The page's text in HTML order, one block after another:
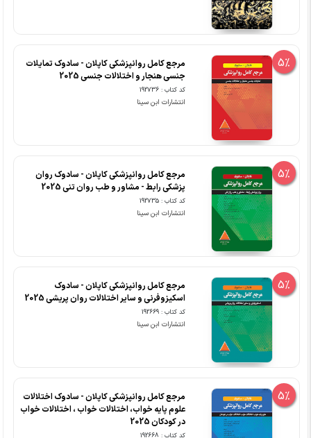
5%
مرجع کامل روانپزشکی کاپلان - سادوک تمایلات
جنسی هنجار و اختلالات جنسی 2025
کد کتاب : 192736
انتشارات ابن سینا
5%
مرجع کامل روانپزشکی کاپلان - سادوک روان
پزشکی رابط - مشاور و طب روان تنی 2025
کد کتاب : 192735
انتشارات ابن سینا
5%
مرجع کامل روانپزشکی کاپلان - سادوک
اسکیزوفرنی و سایر اختلالات روان پریشی 2025
کد کتاب : 192669
انتشارات ابن سینا
5%
مرجع کامل روانپزشکی کاپلان - سادوک اختلالات
علوم پایه خواب، اختلالات خواب ، اختلالات خواب
در کودکان 2025
کد کتاب : 192668